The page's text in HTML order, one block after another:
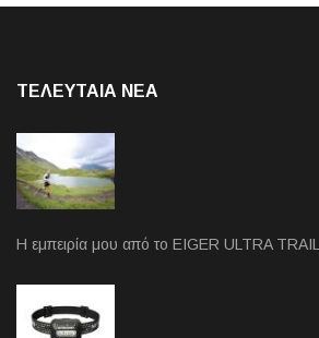
ΤΕΛΕΥΤΑΙΑ NEA
Η εμπειρία μου από το EIGER ULTRA